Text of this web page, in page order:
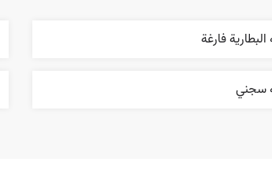
فارغة
سجني